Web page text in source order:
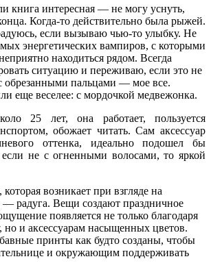
книга интересная — не могу уснуть,
Когда-то действительно была рыжей.
если вызываю чью-то улыбку. Не
энергетических вампиров, с которыми
находиться рядом. Всегда
ситуацию и переживаю, если это не
обрезанными пальцами — мое все.
еще веселее: с мордочкой медвежонка.
25 лет, она работает, пользуется
обожает читать. Сам аксессуар
оттенка, идеально подошел бы
не с огненными волосами, то яркой
возникает при взгляде на
радуга. Вещи создают праздничное
появляется не только благодаря
и аксессуарам насыщенных цветов.
принты как будто созданы, чтобы
и окружающим поддерживать